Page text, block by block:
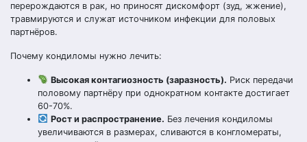
перерождаются в рак, но приносят дискомфорт (зуд, жжение),
травмируются и служат источником инфекции для половых
партнёров.
Почему кондиломы нужно лечить:
Высокая контагиозность (заразность). Риск передачи
половому партнёру при однократном контакте достигает
60-70%.
Рост и распространение. Без лечения кондиломы
увеличиваются в размерах, сливаются в конгломераты,